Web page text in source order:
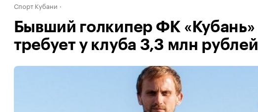
Спорт Кубани
Бывший голкипер ФК «Кубань»
требует у клуба 3,3 млн рублей